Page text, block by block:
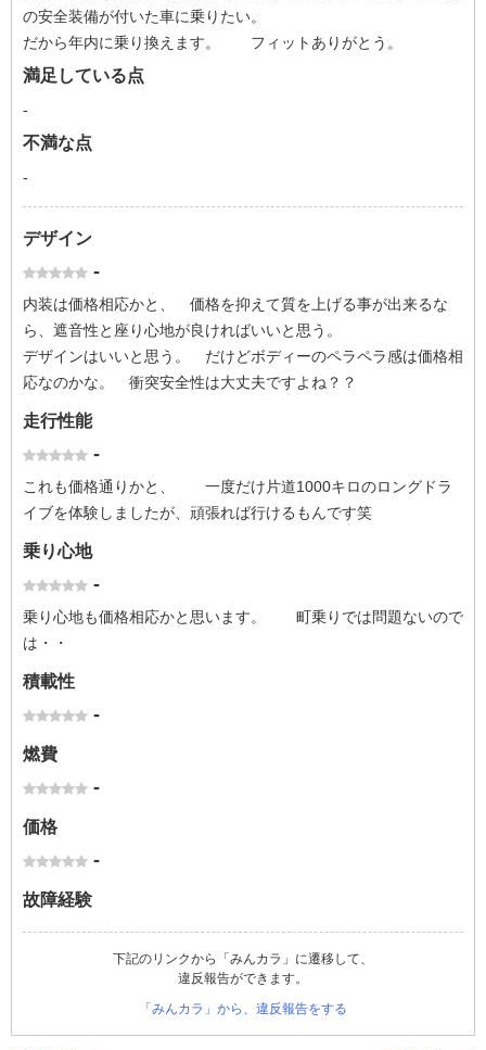
の安全装備が付いた車に乗りたい。
だから年内に乗り換えます。 フィットありがとう。
満足している点
-
不満な点
-
デザイン
-
内装は価格相応かと、 価格を抑えて質を上げる事が出来るな
ら、遮音性と座り心地が良ければいいと思う。
デザインはいいと思う。 だけどボディーのペラペラ感は価格相
応なのかな。 衝突安全性は大丈夫ですよね？？
走行性能
-
これも価格通りかと、 一度だけ片道1000キロのロングドラ
イブを体験しましたが、頑張れば行けるもんです笑
乗り心地
-
乗り心地も価格相応かと思います。 町乗りでは問題ないので
は・・
積載性
-
燃費
-
価格
-
故障経験
下記のリンクから「みんカラ」に遷移して、
違反報告ができます。
「みんカラ」から、違反報告をする